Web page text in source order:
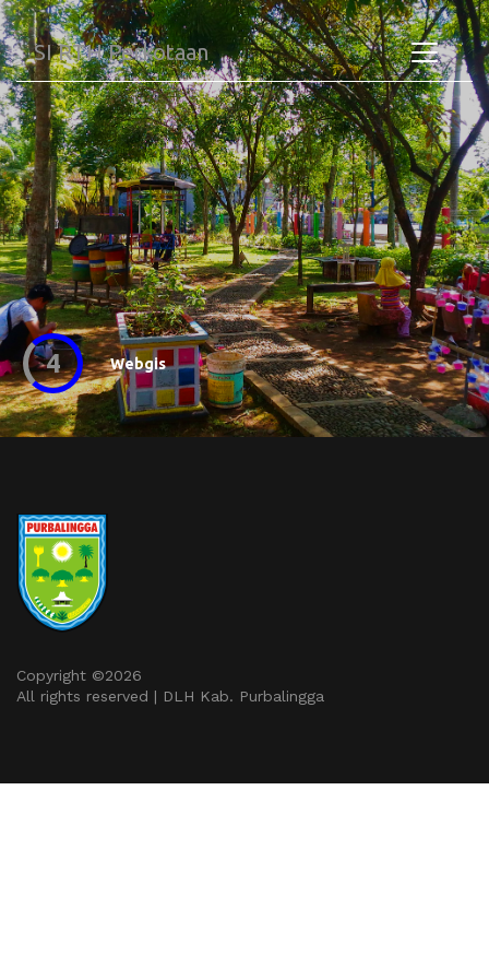
SI RTH Perkotaan
4 Webgis
Copyright ©2026
All rights reserved | DLH Kab. Purbalingga